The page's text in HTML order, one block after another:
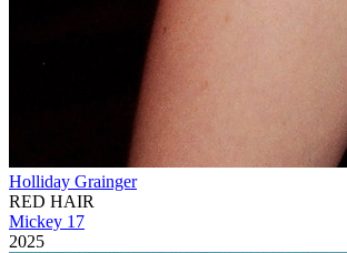
Holliday Grainger
RED HAIR
Mickey 17
2025